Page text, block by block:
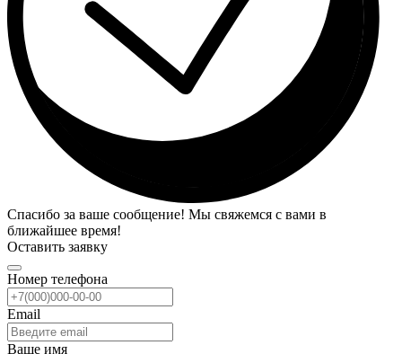
Спасибо за ваше сообщение! Мы свяжемся с вами в
ближайшее время!
Оставить заявку
Номер телефона
Email
Ваше имя